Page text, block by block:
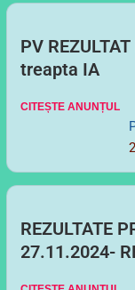
CITEȘTE ANUNȚUL
REZULTATE
CITEȘTE ANUNȚUL